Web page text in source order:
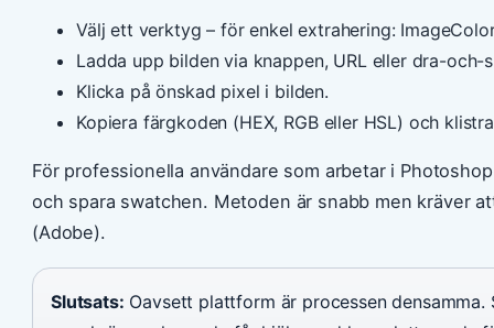
Välj ett verktyg – för enkel extrahering:
Ladda upp bilden via knappen, URL eller dra-och-
Klicka på önskad pixel i bilden.
Kopiera färgkoden (HEX, RGB eller HSL) och
För professionella användare som arbetar i
och spara swatchen. Metoden är snabb men kräver
(Adobe).
Slutsats: Oavsett plattform är processen